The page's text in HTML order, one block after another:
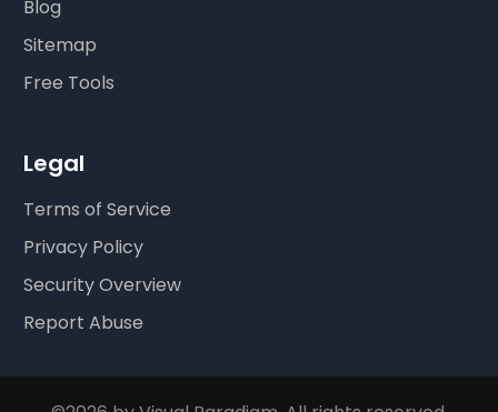
Blog
Sitemap
Free Tools
Legal
Terms of Service
Privacy Policy
Security Overview
Report Abuse